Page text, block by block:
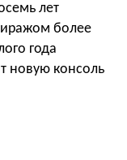
лет
более
года
новую консоль